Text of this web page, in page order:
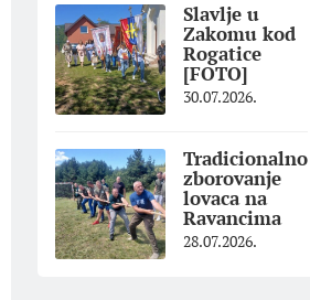
Slavlje u
Zakomu kod
Rogatice
[FOTO]
30.07.2026.
Tradicionalno
zborovanje
lovaca na
Ravancima
28.07.2026.